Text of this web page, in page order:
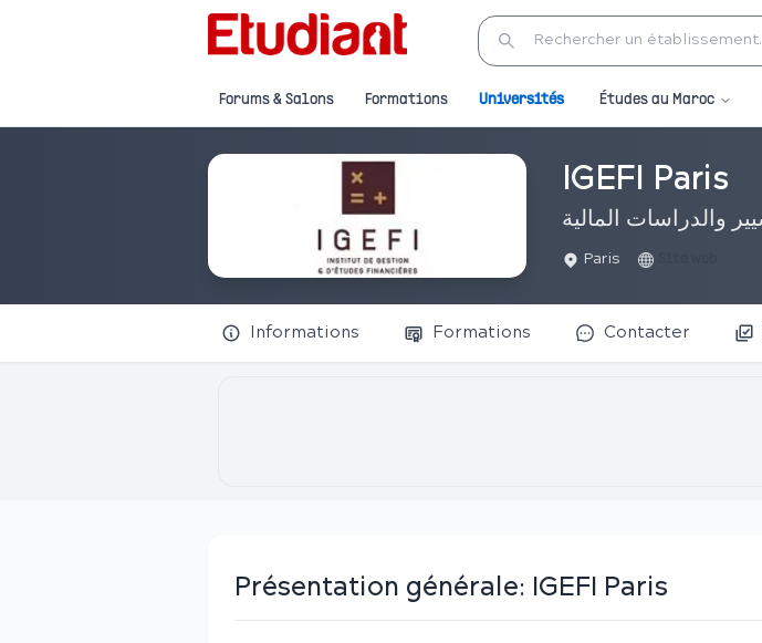
Forums & Salons Formations Universités Études au Maroc
IGEFI Paris
Paris
Informations Formations Contacter
Présentation générale: IGEFI Paris